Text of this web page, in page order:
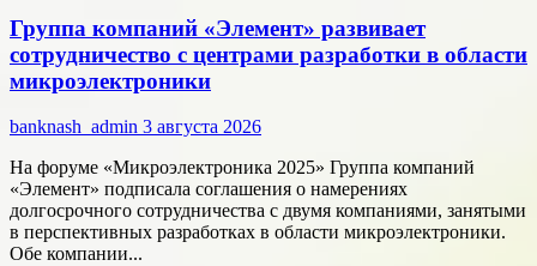
цифровые
активы
меняют
подход
онлайн-
Группа компаний «Элемент» развивает
сотрудничество с центрами разработки в области
микроэлектроники
banknash_admin 3 августа 2026
На форуме «Микроэлектроника 2025» Группа компаний
«Элемент» подписала соглашения о намерениях
долгосрочного сотрудничества с двумя компаниями, занятыми
в перспективных разработках в области микроэлектроники.
Обе компании...